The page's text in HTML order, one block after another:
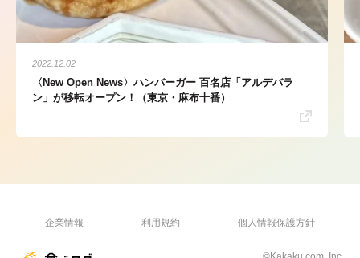
2022.12.02
〈New Open News〉ハンバーガー 百名店「アルデバラ
ン」が移転オープン！（東京・麻布十番）
企業情報 利用規約 個人情報保護方針